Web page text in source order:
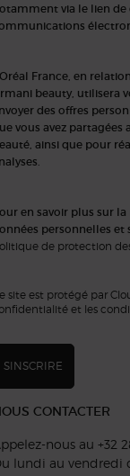
via le lien de
France, en
beauty, utilisera
des offres
vous avez
ainsi que pour
en savoir plus sur
personnelles et
de protection
site est protégé par
et les
SINSCRIRE
CONTACTER
nous au +32
lundi au vendredi